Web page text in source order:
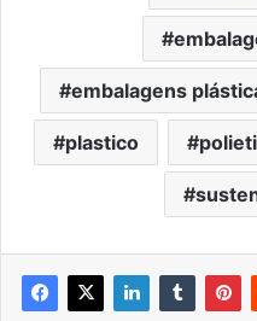
embalagens
plastico